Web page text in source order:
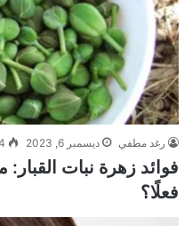
رغد مطفي ديسمبر 6, 2023
فوائد زهرة نبات القبار:
فعلًا؟